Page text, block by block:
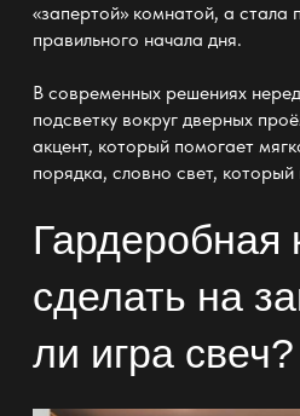
«запертой» комнатой, а стала
правильного начала дня.
В современных решениях
подсветку вокруг дверных
акцент, который помогает
порядка, словно свет,
Гардеробная
сделать на
ли игра свеч?